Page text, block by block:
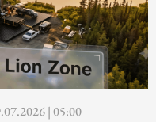
| 05:00